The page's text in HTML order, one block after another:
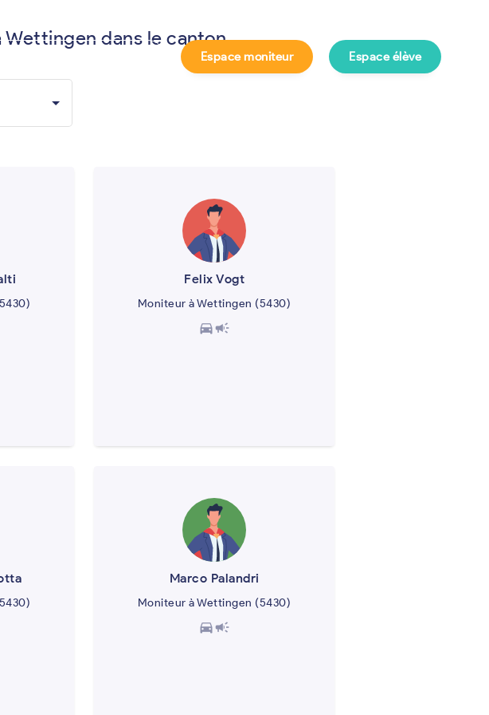
Espace moniteur Espace élève
dans le canton
Felix Vogt
Moniteur à Wettingen (5430)
directions_carcampaign
Marco Palandri
Moniteur à Wettingen (5430)
directions_carcampaign